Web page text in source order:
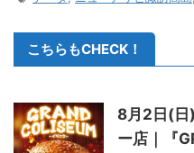
こちらもCHECK！
8月2日(日
ー店｜『